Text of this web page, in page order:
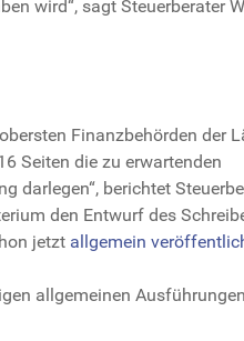
wird“, sagt Steuerberater
Finanzbehörden der
Seiten die zu erwartenden
darlegen“, berichtet
den Entwurf des
jetzt allgemein
allgemeinen